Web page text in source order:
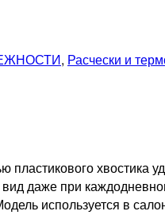
, Расчески и
хвостика
даже при
используется в